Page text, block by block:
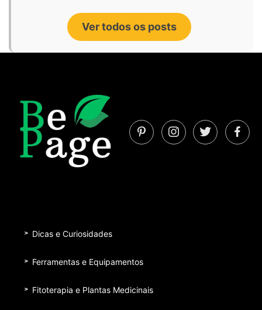
Ver todos os posts
Dicas e Curiosidades
Ferramentas e Equipamentos
Fitoterapia e Plantas Medicinais